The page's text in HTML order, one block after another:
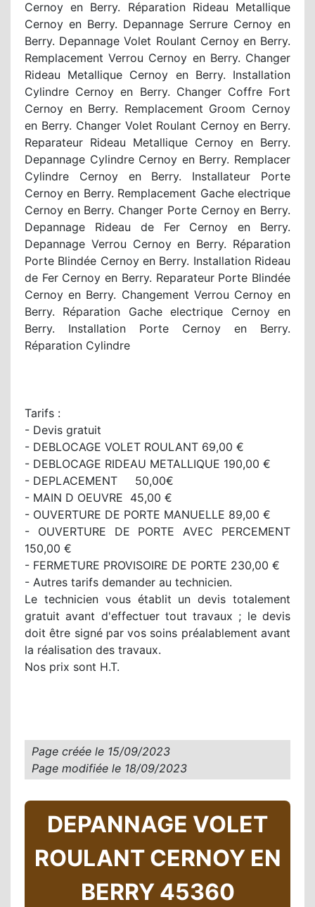
Cernoy en Berry. Réparation Rideau Metallique
Cernoy en Berry. Depannage Serrure Cernoy en
Berry. Depannage Volet Roulant Cernoy en Berry.
Remplacement Verrou Cernoy en Berry. Changer
Rideau Metallique Cernoy en Berry. Installation
Cylindre Cernoy en Berry. Changer Coffre Fort
Cernoy en Berry. Remplacement Groom Cernoy
en Berry. Changer Volet Roulant Cernoy en Berry.
Reparateur Rideau Metallique Cernoy en Berry.
Depannage Cylindre Cernoy en Berry. Remplacer
Cylindre Cernoy en Berry. Installateur Porte
Cernoy en Berry. Remplacement Gache electrique
Cernoy en Berry. Changer Porte Cernoy en Berry.
Depannage Rideau de Fer Cernoy en Berry.
Depannage Verrou Cernoy en Berry. Réparation
Porte Blindée Cernoy en Berry. Installation Rideau
de Fer Cernoy en Berry. Reparateur Porte Blindée
Cernoy en Berry. Changement Verrou Cernoy en
Berry. Réparation Gache electrique Cernoy en
Berry. Installation Porte Cernoy en Berry.
Réparation Cylindre
Tarifs :
- Devis gratuit
- DEBLOCAGE VOLET ROULANT 69,00 €
- DEBLOCAGE RIDEAU METALLIQUE 190,00 €
- DEPLACEMENT 50,00€
- MAIN D OEUVRE 45,00 €
- OUVERTURE DE PORTE MANUELLE 89,00 €
- OUVERTURE DE PORTE AVEC PERCEMENT
150,00 €
- FERMETURE PROVISOIRE DE PORTE 230,00 €
- Autres tarifs demander au technicien.
Le technicien vous établit un devis totalement
gratuit avant d'effectuer tout travaux ; le devis
doit être signé par vos soins préalablement avant
la réalisation des travaux.
Nos prix sont H.T.
Page créée le 15/09/2023
Page modifiée le 18/09/2023
DEPANNAGE VOLET
ROULANT CERNOY EN
BERRY 45360